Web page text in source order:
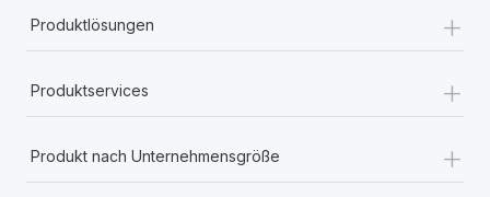
Produktlösungen +
Produktservices +
Produkt nach Unternehmensgröße +